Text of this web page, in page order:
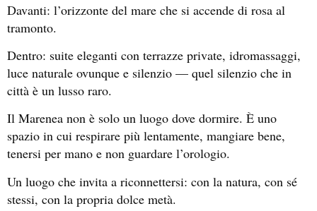
Davanti: l’orizzonte del mare che si accende di rosa al
tramonto.
Dentro: suite eleganti con terrazze private, idromassaggi,
luce naturale ovunque e silenzio — quel silenzio che in
città è un lusso raro.
Il Marenea non è solo un luogo dove dormire. È uno
spazio in cui respirare più lentamente, mangiare bene,
tenersi per mano e non guardare l’orologio.
Un luogo che invita a riconnettersi: con la natura, con sé
stessi, con la propria dolce metà.